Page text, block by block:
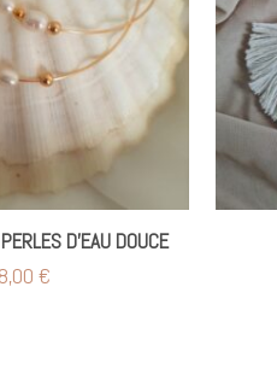
D’EAU DOUCE
€